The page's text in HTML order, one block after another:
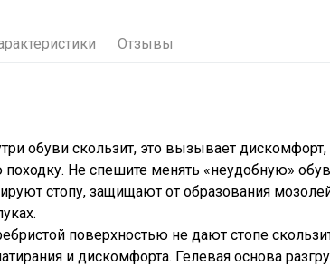
Отзывы
обуви скользит, это вызывает
Не спешите менять «неудобную»
стопу, защищают от образования
поверхностью не дают стопе
и дискомфорта. Гелевая основа